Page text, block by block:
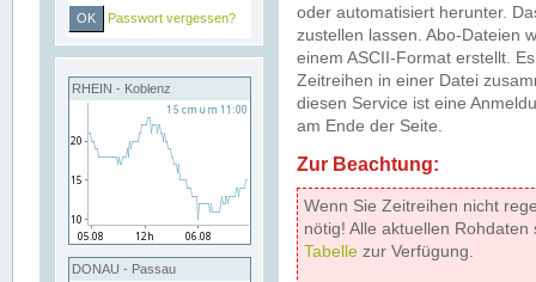
Passwort vergessen?
RHEIN - Koblenz
DONAU - Passau
oder automatisiert herunter.
zustellen lassen. Abo-Dateien
einem ASCII-Format erstellt.
Zeitreihen in einer Datei
diesen Service ist eine
am Ende der Seite.
Zur Beachtung:
Wenn Sie Zeitreihen nicht
nötig! Alle aktuellen
Tabelle zur Verfügung.